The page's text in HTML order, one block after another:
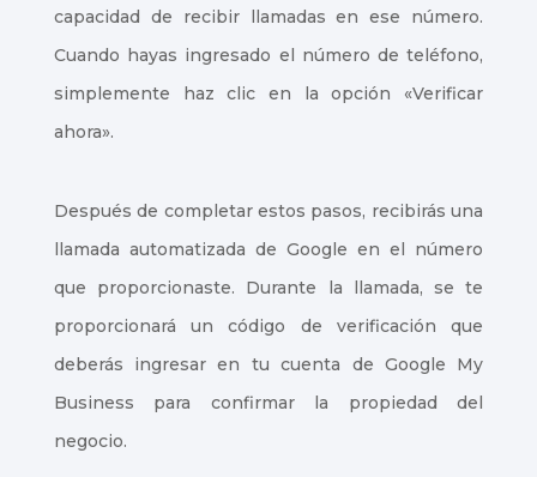
capacidad de recibir llamadas en ese número.
Cuando hayas ingresado el número de teléfono,
simplemente haz clic en la opción «Verificar
ahora».
Después de completar estos pasos, recibirás una
llamada automatizada de Google en el número
que proporcionaste. Durante la llamada, se te
proporcionará un código de verificación que
deberás ingresar en tu cuenta de Google My
Business para confirmar la propiedad del
negocio.